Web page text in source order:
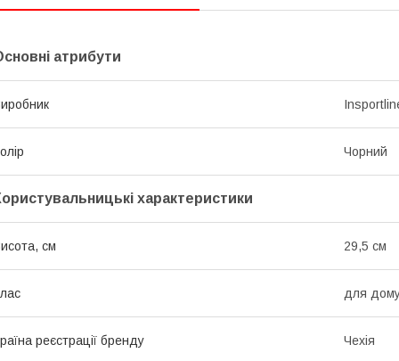
атрибути
Чорний
характеристики
см 29,5 см
для
реєстрації бренду Чехія